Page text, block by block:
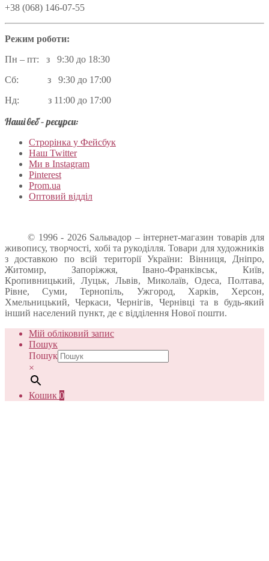
+38 (068) 146-07-55
Режим роботи:
Пн – пт: з 9:30 до 18:30
Сб: з 9:30 до 17:00
Нд: з 11:00 до 17:00
Наші веб – ресурси:
Строрінка у Фейсбук
Наш Twitter
Ми в Instagram
Pinterest
Prom.ua
Оптовий відділ
© 1996 - 2026 Sальвадор – інтернет-магазин товарів для
живопису, творчості, хобі та рукоділля. Товари для художників
з доставкою по всій території України: Вінниця, Дніпро,
Житомир, Запоріжжя, Івано-Франківськ, Київ,
Кропивницький, Луцьк, Львів, Миколаїв, Одеса, Полтава,
Рівне, Суми, Тернопіль, Ужгород, Харків, Херсон,
Хмельницький, Черкаси, Чернігів, Чернівці та в будь-який
інший населений пункт, де є відділення Нової пошти.
Мій обліковий запис
Пошук
Пошук
×
Кошик 0